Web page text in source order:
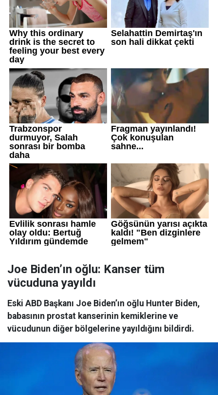
Joe Biden’ın oğlu: Kanser tüm
vücuduna yayıldı
Eski ABD Başkanı Joe Biden’ın oğlu Hunter Biden,
babasının prostat kanserinin kemiklerine ve
vücudunun diğer bölgelerine yayıldığını bildirdi.